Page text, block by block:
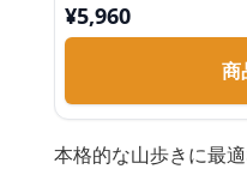
¥5,960
商
本格的な山歩きに最